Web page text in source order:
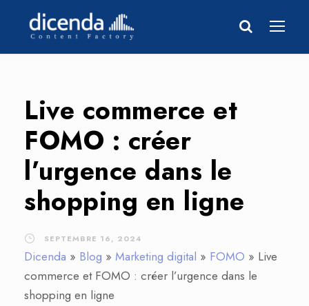
Live commerce et
FOMO : créer
l’urgence dans le
shopping en ligne
SEPTEMBRE 16, 2024
Dicenda » Blog » Marketing digital » FOMO » Live
commerce et FOMO : créer l’urgence dans le
shopping en ligne